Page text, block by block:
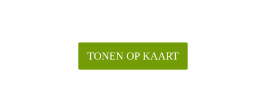
TONEN OP KAART